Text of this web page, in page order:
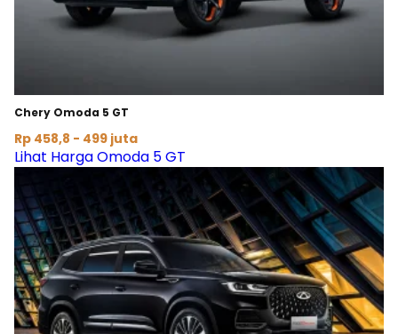
Chery Omoda 5 GT
Rp 458,8 - 499 juta
Lihat Harga Omoda 5 GT